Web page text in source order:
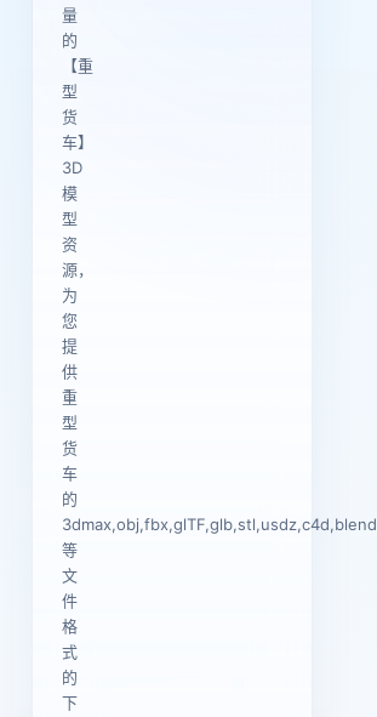
量
的
【重
型
货
车】
3D
模
型
资
源，
为
您
提
供
重
型
货
车
的
3dmax,obj,fbx,glTF,glb,stl,usdz,c4d,blend
等
文
件
格
式
的
下